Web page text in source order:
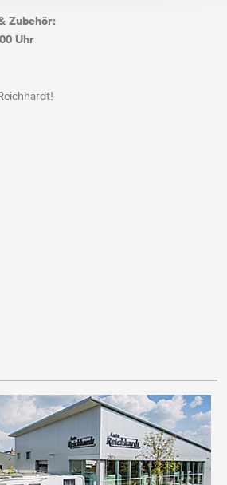
Zubehör:
Uhr